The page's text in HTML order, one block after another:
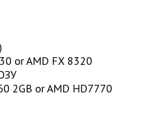
or AMD FX 8320
2GB or AMD HD7770